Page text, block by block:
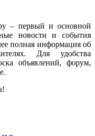
– первый и основной
новости и события
полная информация об
Для удобства
объявлений, форум,